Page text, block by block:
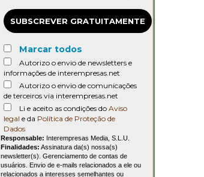
SUBSCREVER GRATUITAMENTE
Marcar todos
Autorizo o envio de newsletters e
informações de interempresas.net
Autorizo o envio de comunicações
de terceiros via interempresas.net
Li e aceito as condições do Aviso
legal e da Política de Proteção de
Dados
Responsable: Interempresas Media, S.L.U.
Finalidades: Assinatura da(s) nossa(s)
newsletter(s). Gerenciamento de contas de
usuários. Envio de e-mails relacionados a ele ou
relacionados a interesses semelhantes ou